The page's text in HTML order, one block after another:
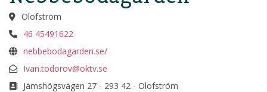
Olofström
46 45491622
nebbebodagarden.se/
Ivan.todorov@oktv.se
Jämshögsvägen 27 - 293 42 - Olofström